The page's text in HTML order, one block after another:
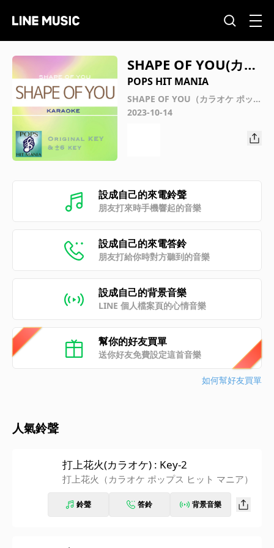
SHAPE OF YOU(カラ
オケ) : Key+3
POPS HIT MANIA
SHAPE OF YOU（カラオケ ポップ
ス ヒット マニア）
2023-10-14
設成自己的來電鈴聲
朋友打來時手機響起的音樂
設成自己的來電答鈴
朋友打給你時對方聽到的音樂
設成自己的背景音樂
LINE 個人檔案頁的心情音樂
幫你的好友買單
送你好友免費設定這首音樂
如何幫好友買單
人氣鈴聲
打上花火(カラオケ) : Key-2
打上花火（カラオケ ポップス ヒット マニア）
鈴聲 答鈴 背景音樂